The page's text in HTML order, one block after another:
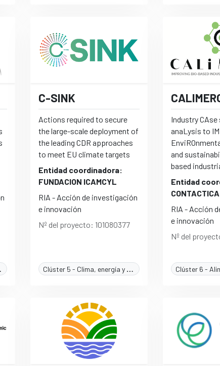
C-SINK
Actions required to secure
the large-scale deployment of
the leading CDR approaches
to meet EU climate targets
Entidad coordinadora:
FUNDACION ICAMCYL
RIA - Acción de investigación
e innovación
Nº del proyecto: 101080377
Industry
anaLysis to
and
based
Entidad
CONTACTICA
RIA - Acción
e innovación
Nº del